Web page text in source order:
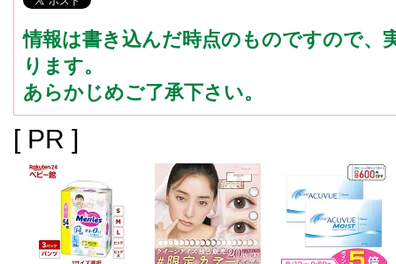
情報は書き込んだ時点のものですので、
ります。
あらかじめご了承下さい。
[ PR ]